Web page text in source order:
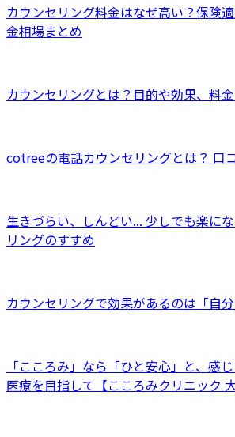
カウンセリング料金はなぜ高い？保険
金相場まとめ
カウンセリングとは？目的や効果、料
cotreeの電話カウンセリングとは？ 口
生きづらい、しんどい... 少しでも楽に
リングのすすめ
カウンセリングで効果があるのは「自
「こころみ」なら「ひと安心」と、感
医療を目指して【こころみクリニック